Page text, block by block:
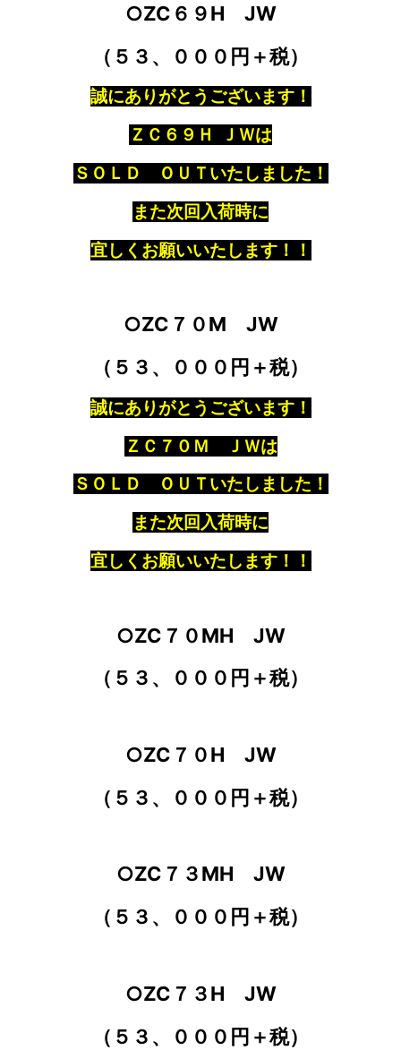
○ZC６９H JW
（５３、０００円＋税）
誠にありがとうございます！
ＺＣ６９Ｈ ＪＷは
ＳＯＬＤ ＯＵＴいたしました！
また次回入荷時に
宜しくお願いいたします！！
○ZC７０M JW
（５３、０００円＋税）
誠にありがとうございます！
ＺＣ７０Ｍ ＪＷは
ＳＯＬＤ ＯＵＴいたしました！
また次回入荷時に
宜しくお願いいたします！！
○ZC７０MH JW
（５３、０００円＋税）
○ZC７０H JW
（５３、０００円＋税）
○ZC７３MH JW
（５３、０００円＋税）
○ZC７３H JW
（５３、０００円＋税）